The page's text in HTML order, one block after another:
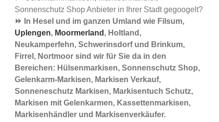
Sonnenschutz Shop Anbieter in Ihrer Stadt gegoogelt?
⏩ In Hesel und im ganzen Umland wie Filsum,
Uplengen, Moormerland , Holtland,
Neukamperfehn, Schwerinsdorf und Brinkum,
Firrel, Nortmoor sind wir für Sie da in den
Bereichen: Hülsenmarkisen, Sonnenschutz Shop,
Gelenkarm-Markisen, Markisen Verkauf,
Sonneneschutz Markisen, Markisentuch Schutz,
Markisen mit Gelenkarmen, Kassettenmarkisen,
Markisenhändler und Markisenverkäufer.